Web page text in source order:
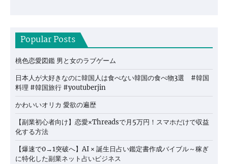
Popular Posts
桃色恋愛図鑑 男と女のラブゲーム
日本人が大好きなのに韓国人は食べない韓国の食べ物3選 #韓国
料理 #韓国旅行 #youtuberjin
かわいいオリカ 愛欲の遍歴
【副業初心者向け】恋愛×Threadsで月5万円！スマホだけで収益
化する方法
【爆速で0→1突破へ】AI × 誕生日占い鑑定書作成バイブル～稼ぎ
に特化した副業ネット占いビジネス